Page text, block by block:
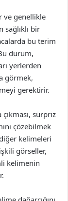
ve genellikle
sağlıklı bir
bu terim
durum,
yerlerden
görmek,
gerektirir.
sürpriz
çözebilmek
kelimeleri
görseller,
kelimenin